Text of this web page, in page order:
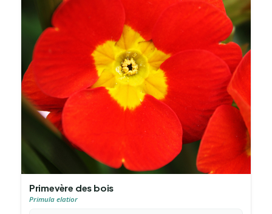
Primevère des bois
Primula elatior